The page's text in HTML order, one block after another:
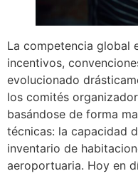
La competencia global
incentivos,
evolucionado
los comités
basándose de forma
técnicas: la capacidad
inventario de
aeroportuaria. Hoy en